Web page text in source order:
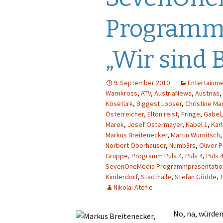
Pro7
Puls 4
Puls TV
RTL
RTL 2
ServusTV
F
G
H
I
J
K
L
M
„Wir sind
9. September 2010
Warnkross, ATV, AustriaNews, Austrias,
Kösetürk, Biggest Looser, Christine
Österreicher, Elton reist, Fringe, Gabel,
Marek, Josef Ostermayer, Kabel 1,
Markus Breitenecker, Martin Wurnitsch,
Norbert Oberhauser, Numb3rs, Oliver
Gruppe, Programm Puls 4, Puls 4, Puls
SevenOneMedia
Kinderdorf, Stadthalle, Stefan Gödde,
Nikolai Atefie
No, na,